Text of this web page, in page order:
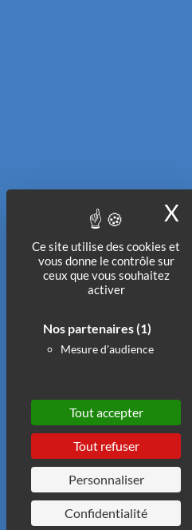
Ce site utilise des cookies et
vous donne le contrôle sur
ceux que vous souhaitez
activer
Nos partenaires(1)
Mesure d'audience
Tout accepter
Tout refuser
Personnaliser
Confidentialité
X